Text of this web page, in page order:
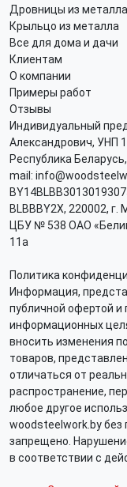
Дровницы из металла
Крыльцо из металла
Все для дома и дачи
Клиентам
О компании
Примеры работ
Отзывы
Индивидуальный
Александрович, УНП
Республика
mail:
BLBBBY2X, 220002,
ЦБУ № 538 ОАО
11а
Политика
Информация,
публичной офертой и
информационных
вносить изменения
товаров,
отличаться от
распространение,
любое другое
woodsteelwork.by без
запрещено.
в соответствии с